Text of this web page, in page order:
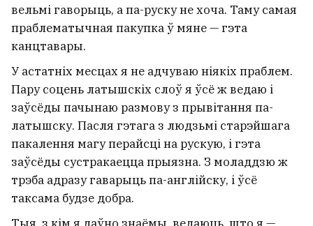
вельмі гаворыць, а па-руску не хоча. Таму самая
праблематычная пакупка ў мяне — гэта
канцтавары.
У астатніх месцах я не адчуваю ніякіх праблем.
Пару соцень латышскіх слоў я ўсё ж ведаю і
заўсёды пачынаю размову з прывітання па-
латышску. Пасля гэтага з людзьмі старэйшага
пакалення магу перайсці на рускую, і гэта
заўсёды сустракаецца прыязна. З моладдзю ж
трэба адразу гаварыць па-англійску, і ўсё
таксама будзе добра.